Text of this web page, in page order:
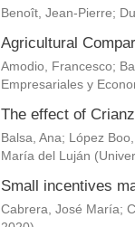
Benoît, Jean-Pierre;
Agricultural
Amodio, Francesco;
Empresariales y
The effect of
Balsa, Ana; López
María del Luján (
Small incentives
Cabrera, José María;